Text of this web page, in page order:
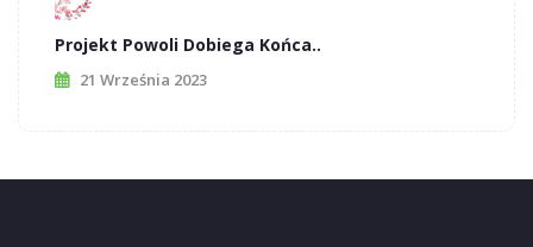
Projekt Powoli Dobiega Końca..
21 Września 2023